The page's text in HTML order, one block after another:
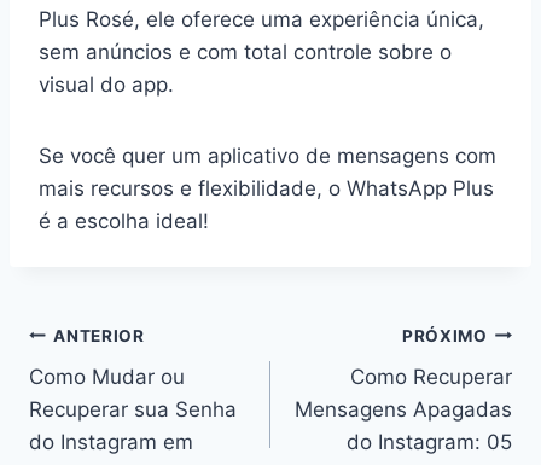
Plus Rosé, ele oferece uma experiência única,
sem anúncios e com total controle sobre o
visual do app.
Se você quer um aplicativo de mensagens com
mais recursos e flexibilidade, o WhatsApp Plus
é a escolha ideal!
Navegação
de
Post
ANTERIOR
Como Mudar ou
Recuperar sua Senha
do Instagram em
PRÓXIMO
Como Recuperar
Mensagens Apagadas
do Instagram: 05